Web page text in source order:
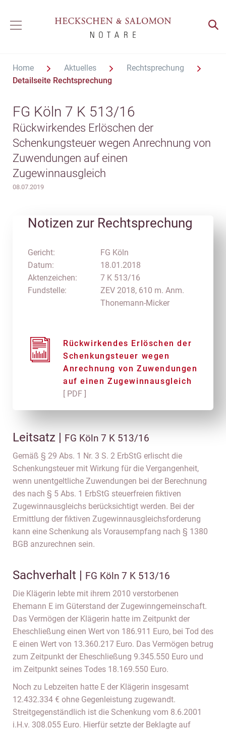
Home Aktuelles
Rechtsprechung
Detailseite Rechtsprechung
FG Köln 7 K 513/16
Rückwirkendes Erlöschen der
Schenkungsteuer wegen Anrechnung von
Zuwendungen auf einen
Zugewinnausgleich
08.07.2019
Notizen zur Rechtsprechung
Gericht:
Datum:
Aktenzeichen:
Fundstelle:
FG Köln
18.01.2018
7 K 513/16
ZEV 2018, 610 m. Anm.
Thonemann-Micker
Rückwirkendes Erlöschen der
Schenkungsteuer wegen
Anrechnung von Zuwendungen
auf einen Zugewinnausgleich
[ PDF ]
Leitsatz | FG Köln 7 K 513/16
Gemäß § 29 Abs. 1 Nr. 3 S. 2 ErbStG erlischt die
Schenkungsteuer mit Wirkung für die Vergangenheit,
wenn unentgeltliche Zuwendungen bei der Berechnung
des nach § 5 Abs. 1 ErbStG steuerfreien fiktiven
Zugewinnausgleichs berücksichtigt werden. Bei der
Ermittlung der fiktiven Zugewinnausgleichsforderung
kann eine Schenkung als Vorausempfang nach § 1380
BGB anzurechnen sein.
Sachverhalt | FG Köln 7 K 513/16
Die Klägerin lebte mit ihrem 2010 verstorbenen
Ehemann E im Güterstand der Zugewinngemeinschaft.
Das Vermögen der Klägerin hatte im Zeitpunkt der
Eheschließung einen Wert von 186.911 Euro, bei Tod des
E einen Wert von 13.360.217 Euro. Das Vermögen betrug
zum Zeitpunkt der Eheschließung 9.345.550 Euro und
im Zeitpunkt seines Todes 18.169.550 Euro.
Noch zu Lebzeiten hatte E der Klägerin insgesamt
12.432.334 € ohne Gegenleistung zugewandt.
Streitgegenständlich ist die Schenkung vom 8.6.2001
i.H.v. 308.055 Euro. Hierfür setzte der Beklagte auf